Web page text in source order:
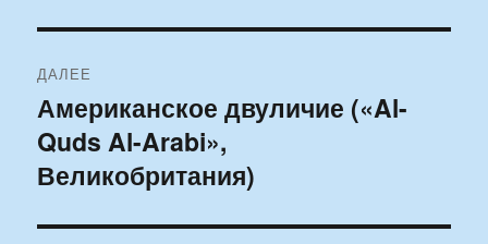
ДАЛЕЕ
Следующая
запись:
Американское двуличие («Al-
Quds Al-Arabi»,
Великобритания)